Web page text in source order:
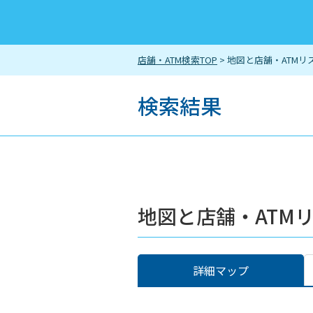
店舗・ATM検索TOP > 地図と店舗・ATMリ
検索結果
地図と店舗・ATM
詳細マップ